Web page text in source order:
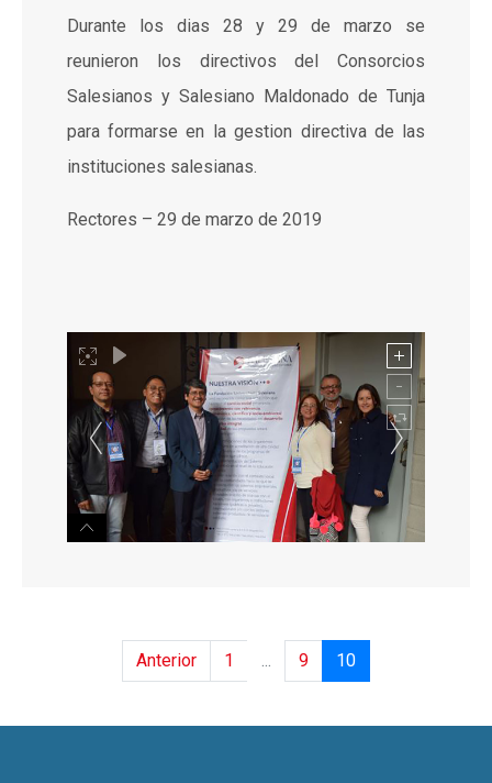
Durante los dias 28 y 29 de marzo se
reunieron los directivos del Consorcios
Salesianos y Salesiano Maldonado de Tunja
para formarse en la gestion directiva de las
instituciones salesianas.
Rectores – 29 de marzo de 2019
Anterior 1 9 10